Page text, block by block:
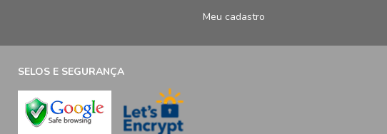
Meu cadastro
SELOS E SEGURANÇA